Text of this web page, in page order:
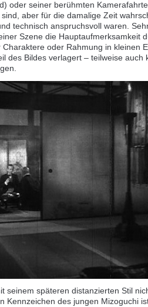
oder seiner berühmten
aber für die damalige Zeit
technisch anspruchsvoll waren.
Szene die Hauptaufmerksamkeit
Charaktere oder Rahmung in kleinen
des Bildes verlagert – teilweise auch
seinem späteren distanzierten Stil
Kennzeichen des jungen Mizoguchi